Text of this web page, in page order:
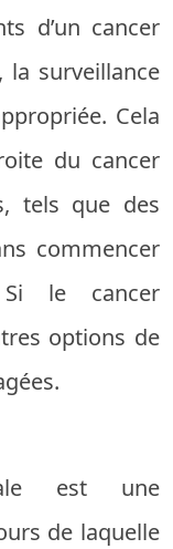
d’un cancer
surveillance
Cela
du cancer
tels que des
commencer
le cancer
options de
est une
de laquelle